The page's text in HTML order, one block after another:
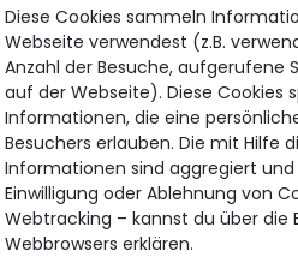
Diese Cookies sammeln
Webseite verwendest (z.B.
Anzahl der Besuche, aufgerufene
auf der Webseite). Diese Cookies
Informationen, die eine
Besuchers erlauben. Die mit Hilfe
Informationen sind aggregiert
Einwilligung oder Ablehnung von
Webtracking – kannst du über die
Webbrowsers erklären.